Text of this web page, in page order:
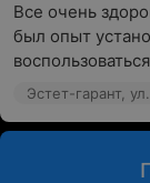
Все очень
был опыт
Эстет-гарант,